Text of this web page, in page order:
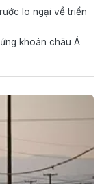
lo ngại về triển
khoán châu Á